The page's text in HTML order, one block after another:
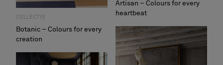
Artisan – Colours for every
heartbeat
COLLECTIE
Botanic – Colours for every
creation